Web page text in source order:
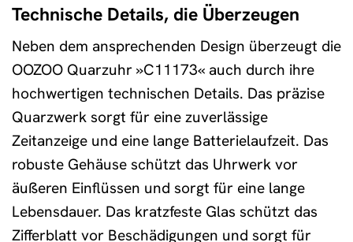
Technische Details, die Überzeugen
Neben dem ansprechenden Design überzeugt die
OOZOO Quarzuhr »C11173« auch durch ihre
hochwertigen technischen Details. Das präzise
Quarzwerk sorgt für eine zuverlässige
Zeitanzeige und eine lange Batterielaufzeit. Das
robuste Gehäuse schützt das Uhrwerk vor
äußeren Einflüssen und sorgt für eine lange
Lebensdauer. Das kratzfeste Glas schützt das
Zifferblatt vor Beschädigungen und sorgt für